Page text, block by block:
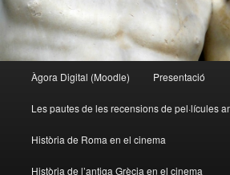
principal
Aneu
al
contingut
Aneu
al
contingut
Àgora Digital (Moodle) Presentació
Les pautes de les recensions de pel·lícules
Història de Roma en el cinema
Història de l’antiga Grècia en el cinema